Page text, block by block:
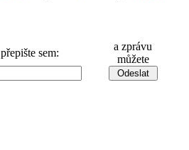
přepište sem:
a zprávu
můžete